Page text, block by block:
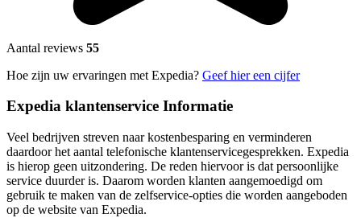
Aantal reviews 55
Hoe zijn uw ervaringen met Expedia? Geef hier een cijfer
Expedia klantenservice Informatie
Veel bedrijven streven naar kostenbesparing en verminderen
daardoor het aantal telefonische klantenservicegesprekken. Expedia
is hierop geen uitzondering. De reden hiervoor is dat persoonlijke
service duurder is. Daarom worden klanten aangemoedigd om
gebruik te maken van de zelfservice-opties die worden aangeboden
op de website van Expedia.